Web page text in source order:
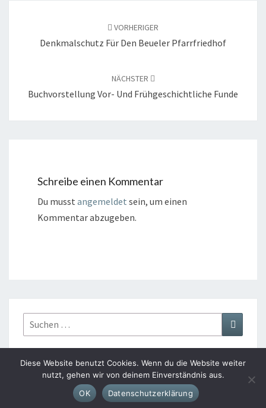
VORHERIGER
Denkmalschutz Für Den Beueler Pfarrfriedhof
NÄCHSTER
Buchvorstellung Vor- Und Frühgeschichtliche Funde
Schreibe einen Kommentar
Du musst angemeldet sein, um einen
Kommentar abzugeben.
Suchen
nach:
Stolz präsentiert vonWordPress |Theme: Nisarg
Diese Website benutzt Cookies. Wenn du die Website weiter
nutzt, gehen wir von deinem Einverständnis aus.
OK
Datenschutzerklärung